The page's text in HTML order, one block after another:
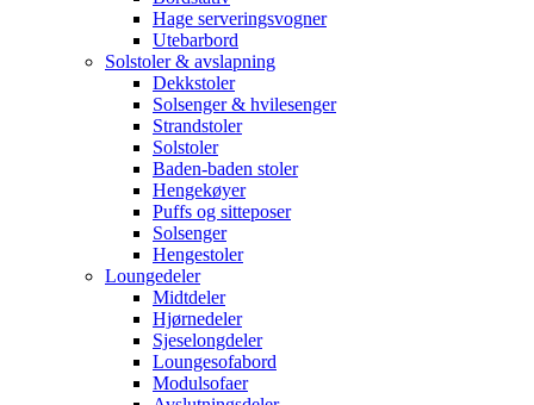
Hage serveringsvogner
Utebarbord
Solstoler & avslapning
Dekkstoler
Solsenger & hvilesenger
Strandstoler
Solstoler
Baden-baden stoler
Hengekøyer
Puffs og sitteposer
Solsenger
Hengestoler
Loungedeler
Midtdeler
Hjørnedeler
Sjeselongdeler
Loungesofabord
Modulsofaer